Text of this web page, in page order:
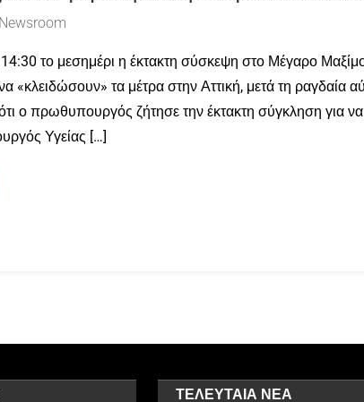
Newsroom
το μεσημέρι η έκτακτη σύσκεψη στο Μέγαρο
«κλειδώσουν» τα μέτρα στην Αττική, μετά τη ραγδαία
ο πρωθυπουργός ζήτησε την έκτακτη σύγκληση για να
Υγείας […]
ΤΕΛΕΥΤΑΊΑ ΝΈΑ